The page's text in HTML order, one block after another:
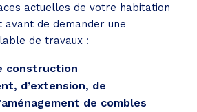
actuelles de votre habitation
de demander une
de travaux :
construction
d’extension, de
de combles